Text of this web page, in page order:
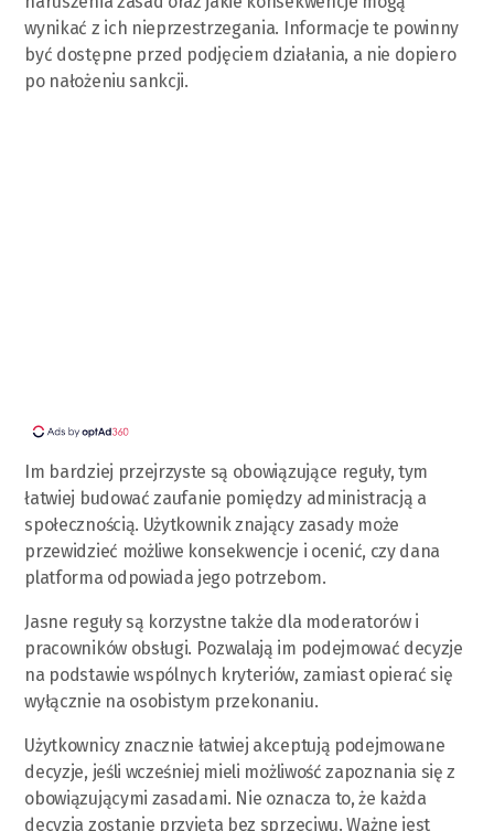
wynikać z ich nieprzestrzegania. Informacje te powinny
być dostępne przed podjęciem działania, a nie dopiero
po nałożeniu sankcji.
Im bardziej przejrzyste są obowiązujące reguły, tym
łatwiej budować zaufanie pomiędzy administracją a
społecznością. Użytkownik znający zasady może
przewidzieć możliwe konsekwencje i ocenić, czy dana
platforma odpowiada jego potrzebom.
Jasne reguły są korzystne także dla moderatorów i
pracowników obsługi. Pozwalają im podejmować decyzje
na podstawie wspólnych kryteriów, zamiast opierać się
wyłącznie na osobistym przekonaniu.
Użytkownicy znacznie łatwiej akceptują podejmowane
decyzje, jeśli wcześniej mieli możliwość zapoznania się z
obowiązującymi zasadami. Nie oznacza to, że każda
decyzja zostanie przyjęta bez sprzeciwu. Ważne jest